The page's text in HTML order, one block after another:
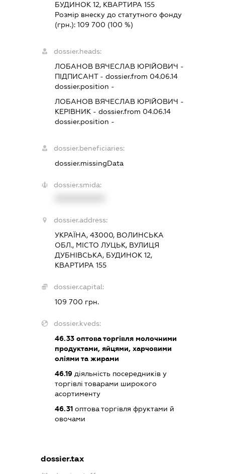
БУДИНОК 12, КВАРТИРА 155
Розмір внеску до статутного фонду
(грн.):109 700 (100 %)
dossier.heads:
ЛОБАНОВ ВЯЧЕСЛАВ ЮРІЙОВИЧ -
ПІДПИСАНТ- dossier.from 04.06.14
dossier.position -
ЛОБАНОВ ВЯЧЕСЛАВ ЮРІЙОВИЧ -
КЕРІВНИК - dossier.from 04.06.14
dossier.position -
dossier.beneficiaries:
dossier.missingData
dossier.smida:
dossier.address:
УКРАЇНА, 43000, ВОЛИНСЬКА
ОБЛ., МІСТО ЛУЦЬК, ВУЛИЦЯ
ДУБНІВСЬКА, БУДИНОК 12,
КВАРТИРА 155
dossier.capital:
109 700 грн.
dossier.kveds:
46.33 оптова торгівля молочними
продуктами, яйцями, харчовими
оліями та жирами
46.19 діяльність посередників у
торгівлі товарами широкого
асортименту
46.31 оптова торгівля фруктами й
овочами
dossier.tax